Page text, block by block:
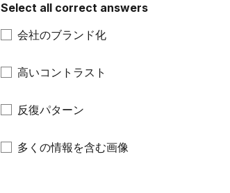
Select all correct answers
会社のブランド化
高いコントラスト
反復パターン
多くの情報を含む画像